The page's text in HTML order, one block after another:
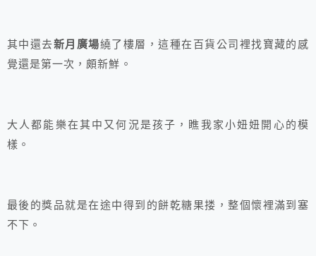
其中還去新月廣場繞了樓層，這種在百貨公司裡找寶藏的感
覺還是第一次，頗新鮮。
大人都能樂在其中又何況是孩子，瞧我家小妞妞開心的模
樣。
最後的獎品就是在途中得到的餅乾糖果搂，整個懷裡滿到塞
不下。